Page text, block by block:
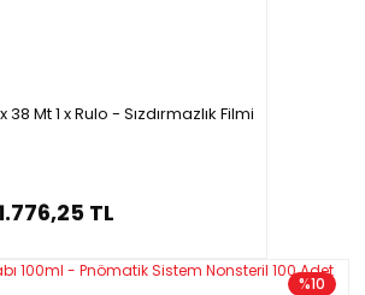
Mt 1 x Rulo - Sızdırmazlık Filmi
TL
%10